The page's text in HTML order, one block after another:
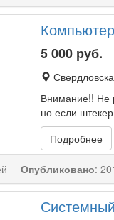
5 000 руб.
Внимание!! Не
но если
Подробнее
Опубликовано: